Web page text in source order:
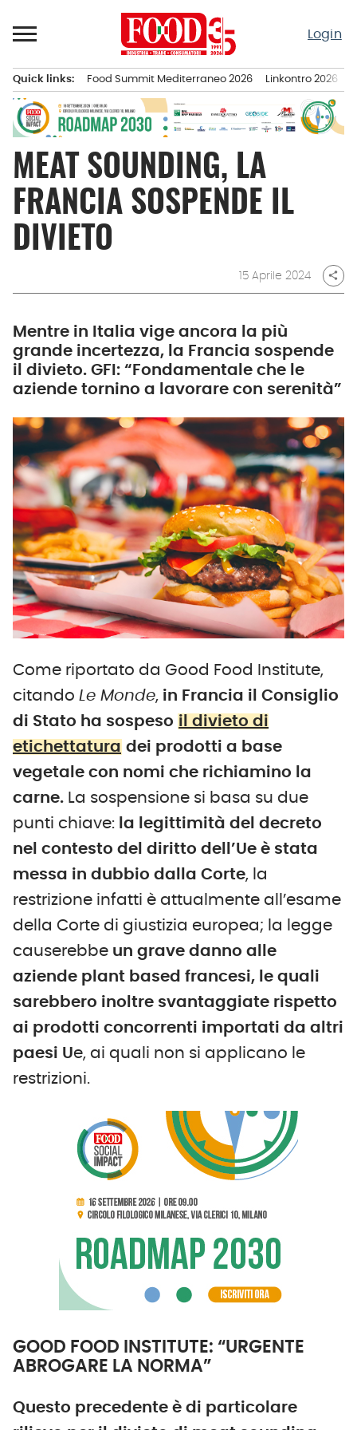
al
Login
principale
Quick links: Food Summit Mediterraneo 2026 Linkontro 2026
MEAT SOUNDING, LA
FRANCIA SOSPENDE IL
DIVIETO
15 Aprile 2024 share
Mentre in Italia vige ancora la più
grande incertezza, la Francia sospende
il divieto. GFI: “Fondamentale che le
aziende tornino a lavorare con serenità”
Come riportato da Good Food Institute,
citando Le Monde, in Francia il Consiglio
di Stato ha sospeso il divieto di
etichettatura dei prodotti a base
vegetale con nomi che richiamino la
carne. La sospensione si basa su due
punti chiave: la legittimità del decreto
nel contesto del diritto dell’Ue è stata
messa in dubbio dalla Corte, la
restrizione infatti è attualmente all’esame
della Corte di giustizia europea; la legge
causerebbe un grave danno alle
aziende plant based francesi, le quali
sarebbero inoltre svantaggiate rispetto
ai prodotti concorrenti importati da altri
paesi Ue, ai quali non si applicano le
restrizioni.
GOOD FOOD INSTITUTE: “URGENTE
ABROGARE LA NORMA”
Questo precedente è di particolare